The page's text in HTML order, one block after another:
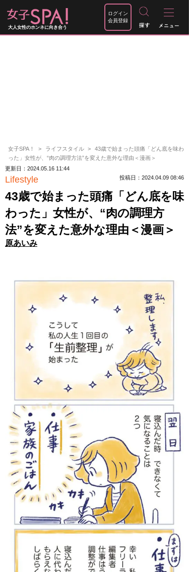
大人女性のホンネに向き合う
ログイン
会員登録
女子SPA！ ライフスタイル
43歳で始まった頭痛「どん底を味わ
った」女性が、“肉の調理方法”を変えた意外な理由＜漫画＞
更新日：2024.05.16 11:44
Lifestyle 投稿日：2024.04.09 08:46
43歳で始まった頭痛「どん底を味
わった」女性が、“肉の調理方
法”を変えた意外な理由＜漫画＞
原あいみ